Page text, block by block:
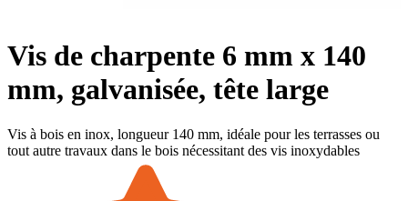
Vis de charpente 6 mm x 140
mm, galvanisée, tête large
Vis à bois en inox, longueur 140 mm, idéale pour les terrasses ou
tout autre travaux dans le bois nécessitant des vis inoxydables